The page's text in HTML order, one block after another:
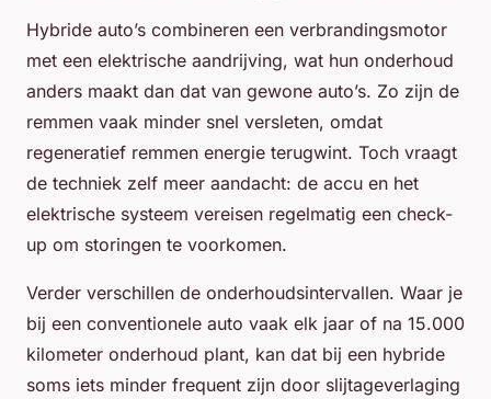
Hybride auto’s combineren een verbrandingsmotor
met een elektrische aandrijving, wat hun onderhoud
anders maakt dan dat van gewone auto’s. Zo zijn de
remmen vaak minder snel versleten, omdat
regeneratief remmen energie terugwint. Toch vraagt
de techniek zelf meer aandacht: de accu en het
elektrische systeem vereisen regelmatig een check-
up om storingen te voorkomen.
Verder verschillen de onderhoudsintervallen. Waar je
bij een conventionele auto vaak elk jaar of na 15.000
kilometer onderhoud plant, kan dat bij een hybride
soms iets minder frequent zijn door slijtageverlaging